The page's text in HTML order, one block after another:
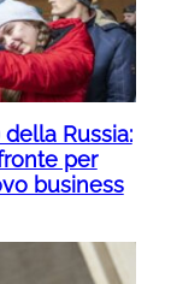
Russia:
per
business